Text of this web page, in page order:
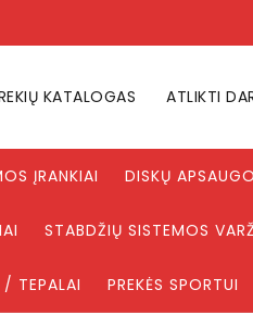
KATALOGAS ATLIKTI
ĮRANKIAI DISKŲ
STABDŽIŲ SISTEMOS
TEPALAI PREKĖS SPORTUI